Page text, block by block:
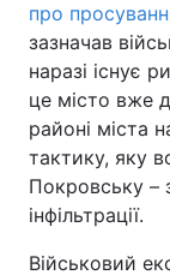
про
зазначав
наразі існує
це місто вже
районі міста
тактику, яку
Покровську –
інфільтрації.
Військовий